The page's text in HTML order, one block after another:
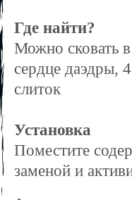
Где найти?
Можно сковать в
сердце даэдры,
слиток
Установка
Поместите
заменой и